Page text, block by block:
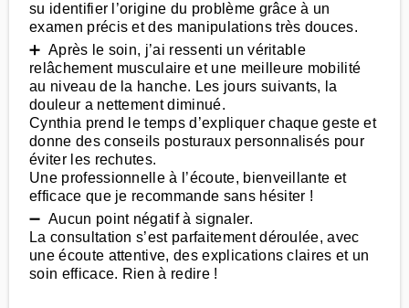
su identifier l’origine du problème grâce à un
examen précis et des manipulations très douces.
➕ Après le soin, j’ai ressenti un véritable
relâchement musculaire et une meilleure mobilité
au niveau de la hanche. Les jours suivants, la
douleur a nettement diminué.
Cynthia prend le temps d’expliquer chaque geste et
donne des conseils posturaux personnalisés pour
éviter les rechutes.
Une professionnelle à l’écoute, bienveillante et
efficace que je recommande sans hésiter !
➖ Aucun point négatif à signaler.
La consultation s’est parfaitement déroulée, avec
une écoute attentive, des explications claires et un
soin efficace. Rien à redire !